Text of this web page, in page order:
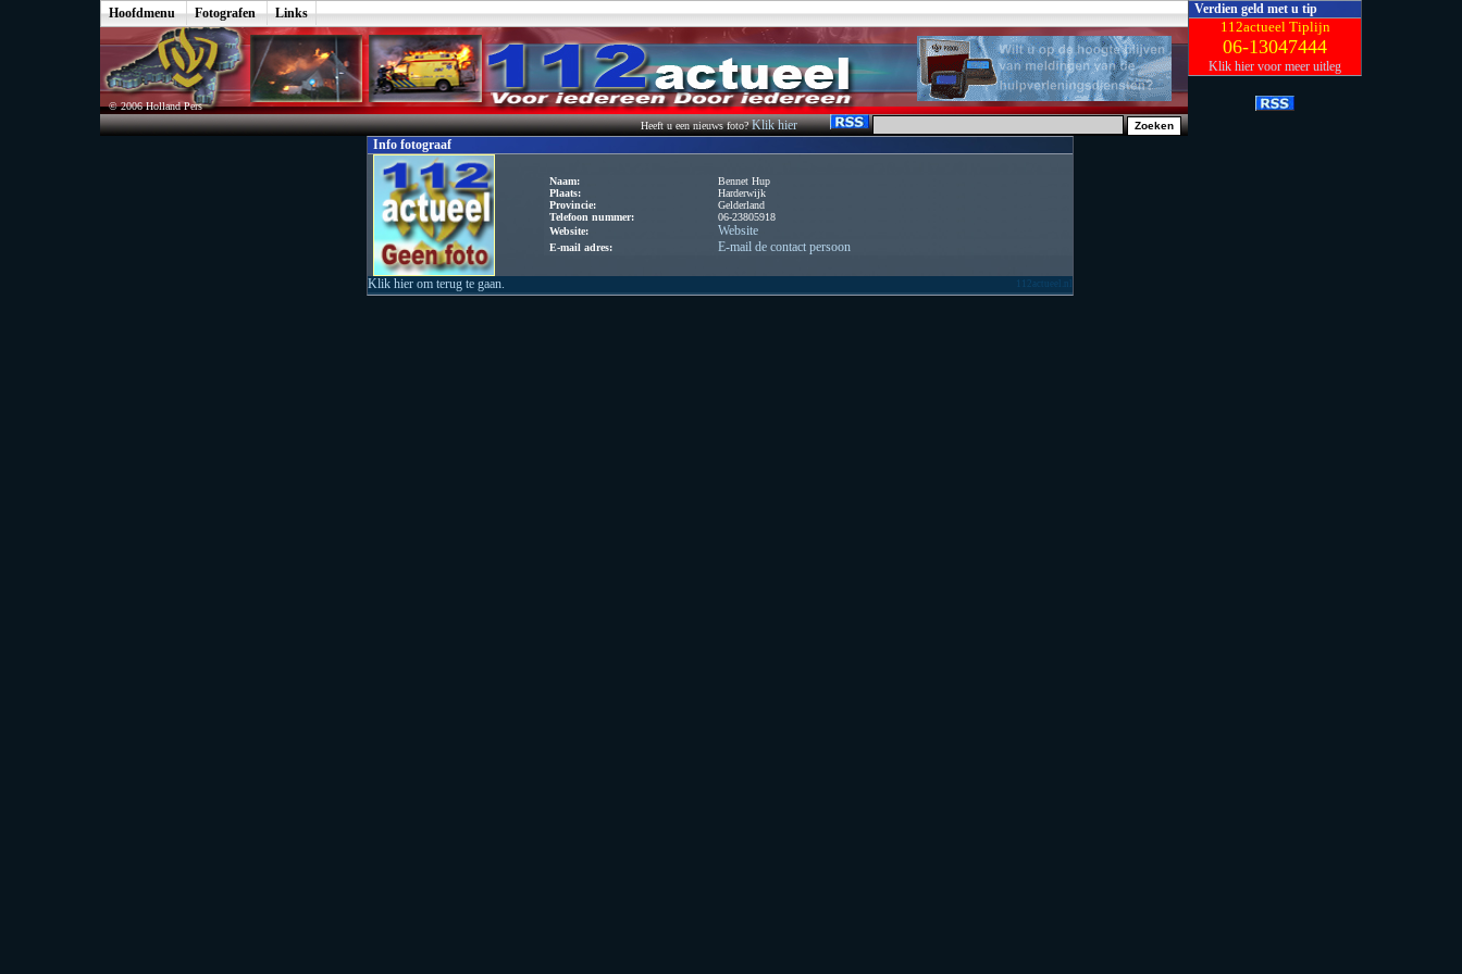
Hoofdmenu Fotografen Links
© 2006 Holland Pers
Heeft u een nieuws foto?Klik hier
Info fotograaf
Naam:
Bennet Hup
Plaats:
Harderwijk
Provincie:
Gelderland
Telefoon nummer:
06-23805918
Website:
Website
E-mail adres: E-mail de contact persoon
Klik hier om terug te gaan. 112actueel.nl
Verdien geld met u tip
112actueel Tiplijn
06-13047444
Klik hier voor meer uitleg